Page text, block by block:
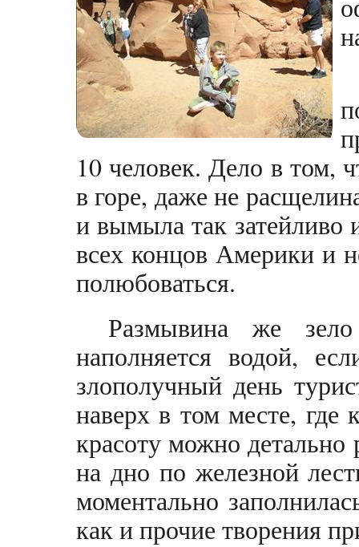
10 человек. Дело в том,
в горе, даже не
и вымыла так затейливо
всех концов Америки и
полюбоваться.
Размывина же
наполняется водой,
злополучный день
наверх в том месте, где
красоту можно детально
на дно по железной
моментально
как и прочие творения